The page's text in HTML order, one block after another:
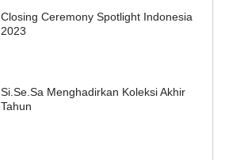
Closing Ceremony Spotlight Indonesia
2023
Si.Se.Sa Menghadirkan Koleksi Akhir
Tahun